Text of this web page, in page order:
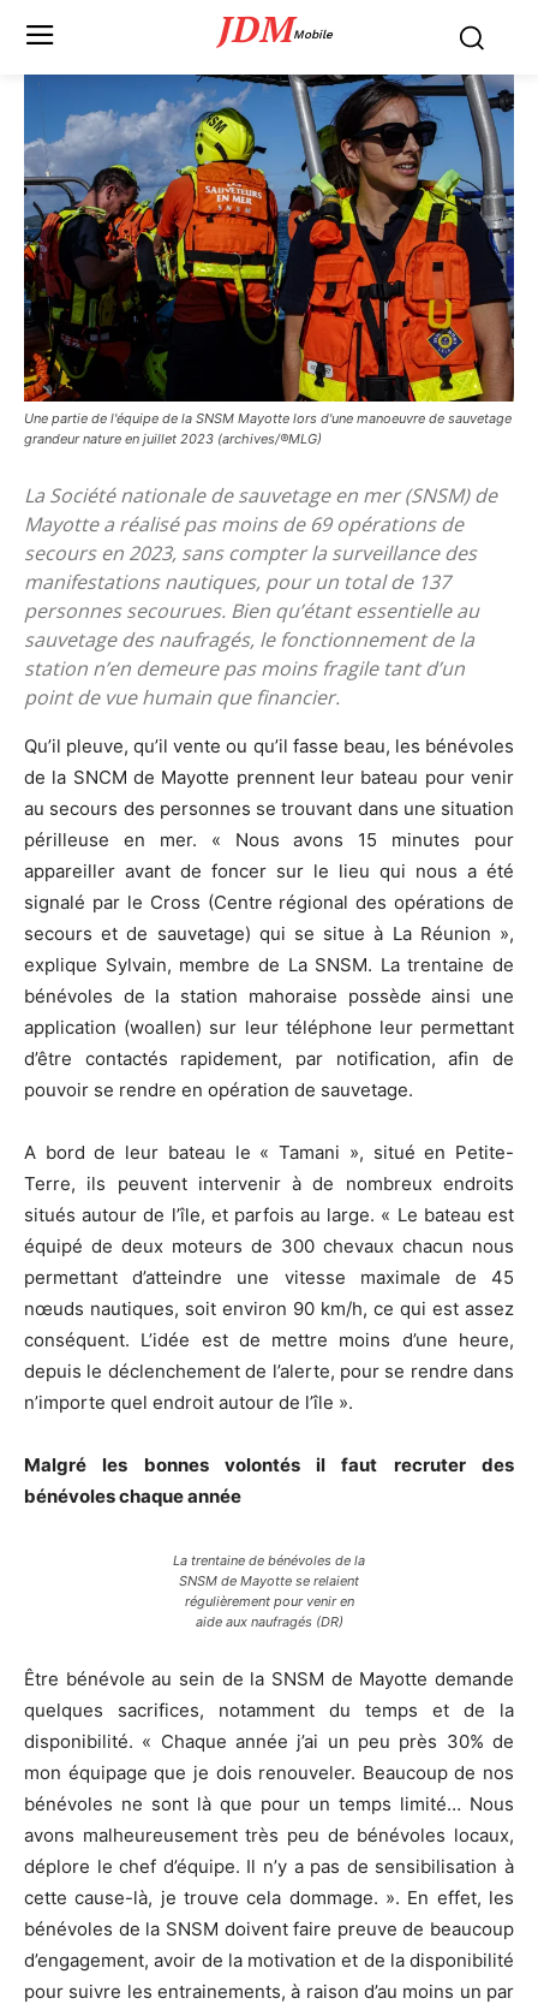
JDMMobile
Une partie de l'équipe de la SNSM Mayotte lors d'une manoeuvre de sauvetage
grandeur nature en juillet 2023 (archives/®MLG)
La Société nationale de sauvetage en mer (SNSM) de
Mayotte a réalisé pas moins de 69 opérations de
secours en 2023, sans compter la surveillance des
manifestations nautiques, pour un total de 137
personnes secourues. Bien qu’étant essentielle au
sauvetage des naufragés, le fonctionnement de la
station n’en demeure pas moins fragile tant d’un
point de vue humain que financier.
Qu’il pleuve, qu’il vente ou qu’il fasse beau, les bénévoles
de la SNCM de Mayotte prennent leur bateau pour venir
au secours des personnes se trouvant dans une situation
périlleuse en mer. « Nous avons 15 minutes pour
appareiller avant de foncer sur le lieu qui nous a été
signalé par le Cross (Centre régional des opérations de
secours et de sauvetage) qui se situe à La Réunion »,
explique Sylvain, membre de La SNSM. La trentaine de
bénévoles de la station mahoraise possède ainsi une
application (woallen) sur leur téléphone leur permettant
d’être contactés rapidement, par notification, afin de
pouvoir se rendre en opération de sauvetage.
A bord de leur bateau le « Tamani », situé en Petite-
Terre, ils peuvent intervenir à de nombreux endroits
situés autour de l’île, et parfois au large. « Le bateau est
équipé de deux moteurs de 300 chevaux chacun nous
permettant d’atteindre une vitesse maximale de 45
nœuds nautiques, soit environ 90 km/h, ce qui est assez
conséquent. L’idée est de mettre moins d’une heure,
depuis le déclenchement de l’alerte, pour se rendre dans
n’importe quel endroit autour de l’île ».
Malgré les bonnes volontés il faut recruter des
bénévoles chaque année
La trentaine de bénévoles de la
SNSM de Mayotte se relaient
régulièrement pour venir en
aide aux naufragés (DR)
Être bénévole au sein de la SNSM de Mayotte demande
quelques sacrifices, notamment du temps et de la
disponibilité. « Chaque année j’ai un peu près 30% de
mon équipage que je dois renouveler. Beaucoup de nos
bénévoles ne sont là que pour un temps limité… Nous
avons malheureusement très peu de bénévoles locaux,
déplore le chef d’équipe. Il n’y a pas de sensibilisation à
cette cause-là, je trouve cela dommage. ». En effet, les
bénévoles de la SNSM doivent faire preuve de beaucoup
d’engagement, avoir de la motivation et de la disponibilité
pour suivre les entrainements, à raison d’au moins un par